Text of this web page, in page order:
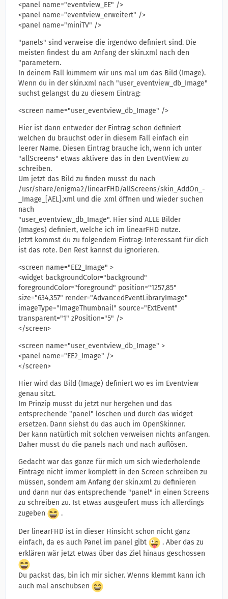
<panel name="eventview_EE" />
<panel name="eventview_erweitert" />
<panel name="miniTV" />
"panels" sind verweise die irgendwo definiert sind. Die
meisten findest du am Anfang der skin.xml nach den
"parametern.
In deinem Fall kümmern wir uns mal um das Bild (Image).
Wenn du in der skin.xml nach "user_eventview_db_Image"
suchst gelangst du zu diesem Eintrag:
<screen name="user_eventview_db_Image" />
Hier ist dann entweder der Eintrag schon definiert
welchen du brauchst oder in diesem Fall einfach ein
leerer Name. Diesen Eintrag brauche ich, wenn ich unter
"allScreens" etwas aktivere das in den EventView zu
schreiben.
Um jetzt das Bild zu finden musst du nach
/usr/share/enigma2/linearFHD/allScreens/skin_AddOn_-
_Image_[AEL].xml und die .xml öffnen und wieder suchen
nach
"user_eventview_db_Image". Hier sind ALLE Bilder
(Images) definiert, welche ich im linearFHD nutze.
Jetzt kommst du zu folgendem Eintrag: Interessant für dich
ist das rote. Den Rest kannst du ignorieren.
<screen name="EE2_Image" >
<widget backgroundColor="background"
foregroundColor="foreground" position="1257,85"
size="634,357" render="AdvancedEventLibraryImage"
imageType="ImageThumbnail" source="ExtEvent"
transparent="1" zPosition="5" />
</screen>
<screen name="user_eventview_db_Image" >
<panel name="EE2_Image" />
</screen>
Hier wird das Bild (Image) definiert wo es im Eventview
genau sitzt.
Im Prinzip musst du jetzt nur hergehen und das
entsprechende "panel" löschen und durch das widget
ersetzen. Dann siehst du das auch im OpenSkinner.
Der kann natürlich mit solchen verweisen nichts anfangen.
Daher musst du die panels nach und nach auflösen.
Gedacht war das ganze für mich um sich wiederholende
Einträge nicht immer komplett in den Screen schreiben zu
müssen, sondern am Anfang der skin.xml zu definieren
und dann nur das entsprechende "panel" in einen Screens
zu schreiben zu. Ist etwas ausgeufert muss ich allerdings
zugeben
.
Der linearFHD ist in dieser Hinsicht schon nicht ganz
einfach, da es auch Panel im panel gibt
. Aber das zu
erklären wär jetzt etwas über das Ziel hinaus geschossen
Du packst das, bin ich mir sicher. Wenns klemmt kann ich
auch mal anschubsen